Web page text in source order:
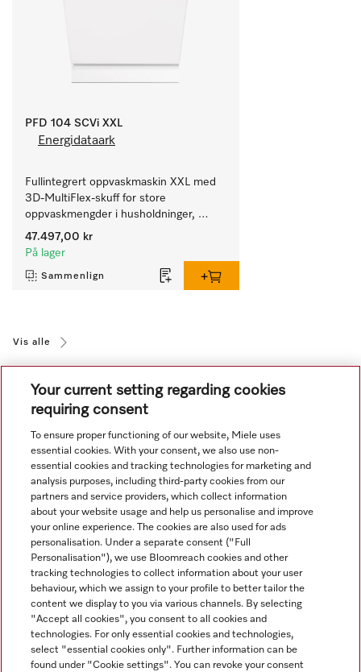
PFD 104 SCVi XXL
Energidataark
Fullintegrert oppvaskmaskin XXL med
3D-MultiFlex-skuff for store
oppvaskmengder i husholdninger,
kantiner, kafeer og grovkjøkken.
47.497,00 kr
På lager
Sammenlign
Vis alle
Navigasjon
Service
Your current setting regarding cookies
requiring consent
To ensure proper functioning of our website, Miele uses
essential cookies. With your consent, we also use non-
essential cookies and tracking technologies for marketing and
analysis purposes, including third-party cookies from our
partners and service providers, which collect information
about your website usage and help us personalise and improve
your online experience. The cookies are also used for ads
personalisation. Under a separate consent ("Full
Personalisation"), we use Bloomreach cookies and other
tracking technologies to collect information about your user
behaviour, which we assign to your profile to better tailor the
content we display to you via various channels. By selecting
"Accept all cookies", you consent to all cookies and
technologies. For only essential cookies and technologies,
select "essential cookies only". Further information can be
found under "Cookie settings". You can revoke your consent